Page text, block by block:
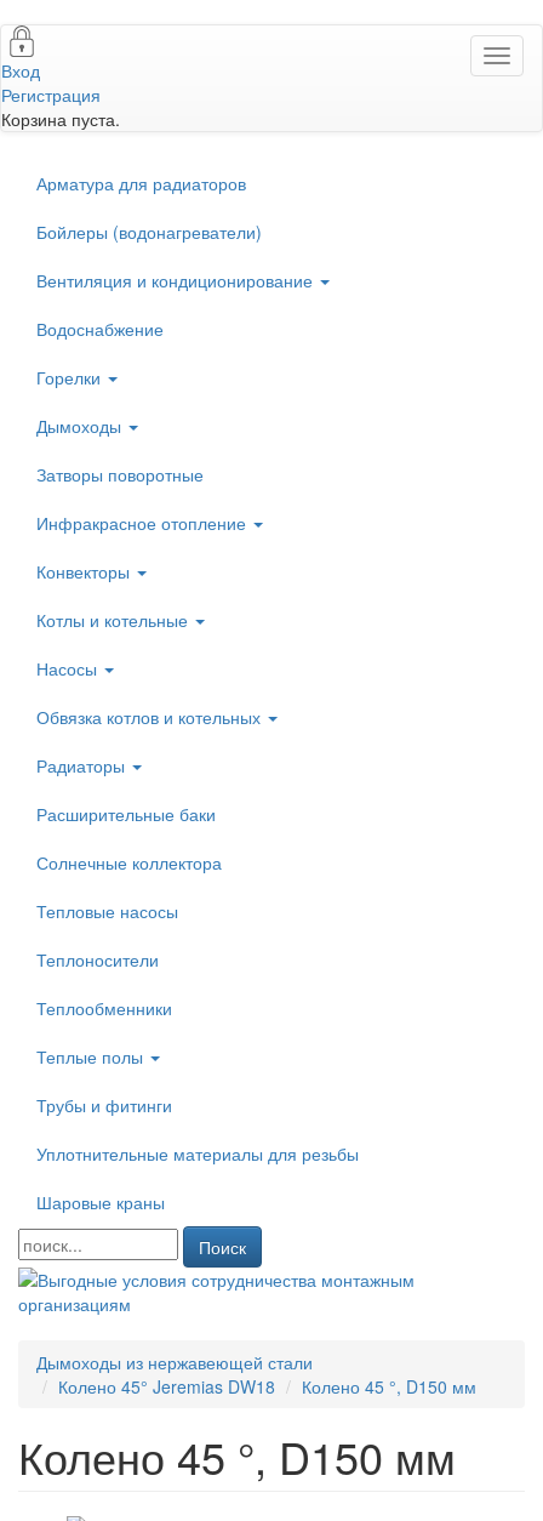
Перейти
к
основному
содержанию
Вход
Регистрация
Корзина пуста.
Арматура для радиаторов
Бойлеры (водонагреватели)
Вентиляция и кондиционирование
Водоснабжение
Горелки
Дымоходы
Затворы поворотные
Инфракрасное отопление
Конвекторы
Котлы и котельные
Насосы
Обвязка котлов и котельных
Радиаторы
Расширительные баки
Солнечные коллектора
Тепловые насосы
Теплоносители
Теплообменники
Теплые полы
Трубы и фитинги
Уплотнительные материалы для резьбы
Шаровые краны
Поиск
Дымоходы из нержавеющей стали
Колено 45° Jeremias DW18
Колено 45 °, D150 мм
Колено 45 °, D150 мм